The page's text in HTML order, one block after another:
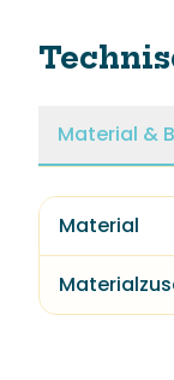
Material &
Material